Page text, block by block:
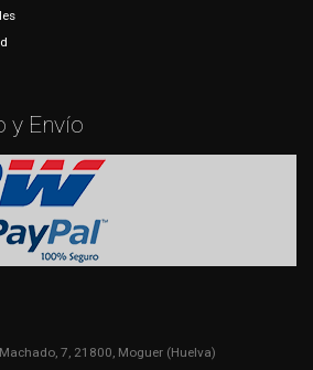
y Envío
7, 21800, Moguer (Huelva)